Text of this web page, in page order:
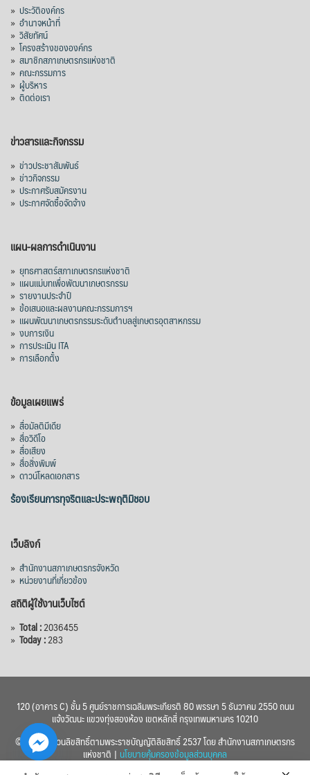
» ประวัติองค์กร
» อำนาจหน้าที่
» วิสัยทัศน์
» โครงสร้างขององค์กร
» สมาชิกสภาเกษตรกรแห่งชาติ
» คณะกรรมการ
» ผู้บริหาร
» ติดต่อเรา
ข่าวสารและกิจกรรม
» ข่าวประชาสัมพันธ์
» ข่าวกิจกรรม
» ประกาศรับสมัครงาน
» ประกาศจัดซื้อจัดจ้าง
แผน-ผลการดำเนินงาน
» ยุทธศาสตร์สภาเกษตรกรแห่งชาติ
» แผนแม่บทเพื่อพัฒนาเกษตรกรรม
» รายงานประจำปี
» ข้อเสนอและผลงานคณะกรรมการฯ
» แผนพัฒนาเกษตรกรรมระดับตำบลสู่เกษตรอุตสาหกรรม
» งบการเงิน
» การประเมิน ITA
» การเลือกตั้ง
ข้อมูลเผยแพร่
» สื่อมัลติมีเดีย
» สื่อวิดีโอ
» สื่อเสียง
» สื่อสิ่งพิมพ์
» ดาวน์โหลดเอกสาร
ร้องเรียนการทุจริตและประพฤติมิชอบ
เว็บลิงก์
» สำนักงานสภาเกษตรกรจังหวัด
» หน่วยงานที่เกี่ยวข้อง
สถิติผู้ใช้งานเว็บไซต์
» Total :2036455
» Today :283
120 (อาคาร C) ชั้น 5 ศูนย์ราชการเฉลิมพระเกียรติ 80 พรรษา 5 ธันวาคม 2550 ถนน
แจ้งวัฒนะ แขวงทุ่งสองห้อง เขตหลักสี่ กรุงเทพมหานคร 10210
© 2560 สงวนลิขสิทธิ์ตามพระราชบัญญัติลิขสิทธิ์ 2537 โดย สำนักงานสภาเกษตรกร
แห่งชาติ | นโยบายคุ้มครองข้อมูลส่วนบุคคล